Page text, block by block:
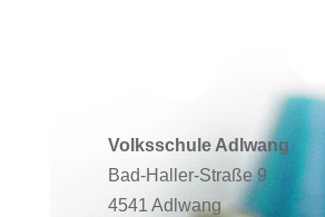
Volksschule Adlwang
Bad-Haller-Straße 9
4541 Adlwang